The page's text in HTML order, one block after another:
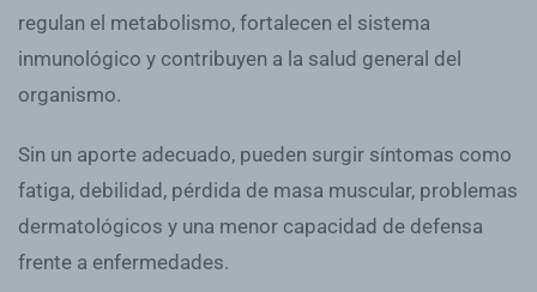
regulan el metabolismo, fortalecen el sistema
inmunológico y contribuyen a la salud general del
organismo.
Sin un aporte adecuado, pueden surgir síntomas como
fatiga, debilidad, pérdida de masa muscular, problemas
dermatológicos y una menor capacidad de defensa
frente a enfermedades.